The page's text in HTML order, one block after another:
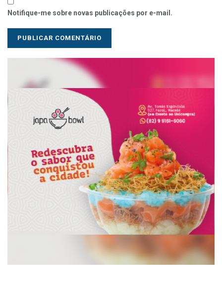
Notifique-me sobre novas publicações por e-mail.